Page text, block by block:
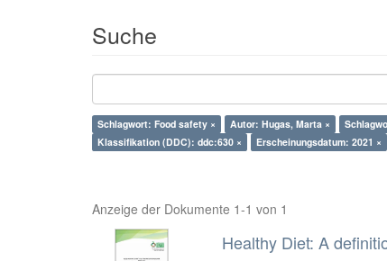
Suche
Schlagwort: Food safety × Autor: Hugas, Marta ×
Klassifikation (DDC): ddc:630 ×
Erscheinungsdatum: 2021 ×
Anzeige der Dokumente 1-1 von 1
Healthy Diet: A